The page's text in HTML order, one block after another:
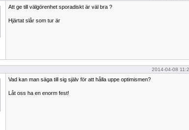
Att ge till välgörenhet sporadiskt är väl bra ?
Hjärtat slår som tur är
2014-04-08
Vad kan man säga till sig själv för att hålla uppe optimismen?
Låt oss ha en enorm fest!